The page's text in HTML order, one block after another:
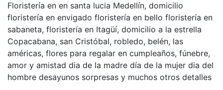
Floristería en en santa lucia Medellín, domicilio
floristería en envigado floristería en bello floristería en
sabaneta, floristería en Itagüí, domicilio a la estrella
Copacabana, san Cristóbal, robledo, belén, las
américas, flores para regalar en cumpleaños, fúnebre,
amor y amistad dia de la madre día de la mujer dia del
hombre desayunos sorpresas y muchos otros detalles